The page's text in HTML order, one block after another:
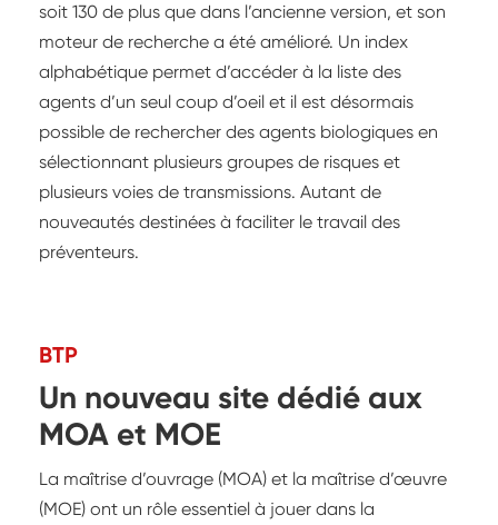
soit 130 de plus que dans l’ancienne version, et son
moteur de recherche a été amélioré. Un index
alphabétique permet d’accéder à la liste des
agents d’un seul coup d’oeil et il est désormais
possible de rechercher des agents biologiques en
sélectionnant plusieurs groupes de risques et
plusieurs voies de transmissions. Autant de
nouveautés destinées à faciliter le travail des
préventeurs.
BTP
Un nouveau site dédié aux
MOA et MOE
La maîtrise d’ouvrage (MOA) et la maîtrise d’œuvre
(MOE) ont un rôle essentiel à jouer dans la